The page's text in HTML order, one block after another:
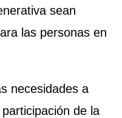
sean
las personas en
necesidades a
de la